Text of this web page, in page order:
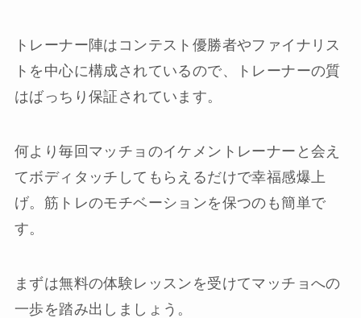
トレーナー陣はコンテスト優勝者やファイナリス
トを中心に構成されているので、トレーナーの質
はばっちり保証されています。
何より毎回マッチョのイケメントレーナーと会え
てボディタッチしてもらえるだけで幸福感爆上
げ。筋トレのモチベーションを保つのも簡単で
す。
まずは無料の体験レッスンを受けてマッチョへの
一歩を踏み出しましょう。